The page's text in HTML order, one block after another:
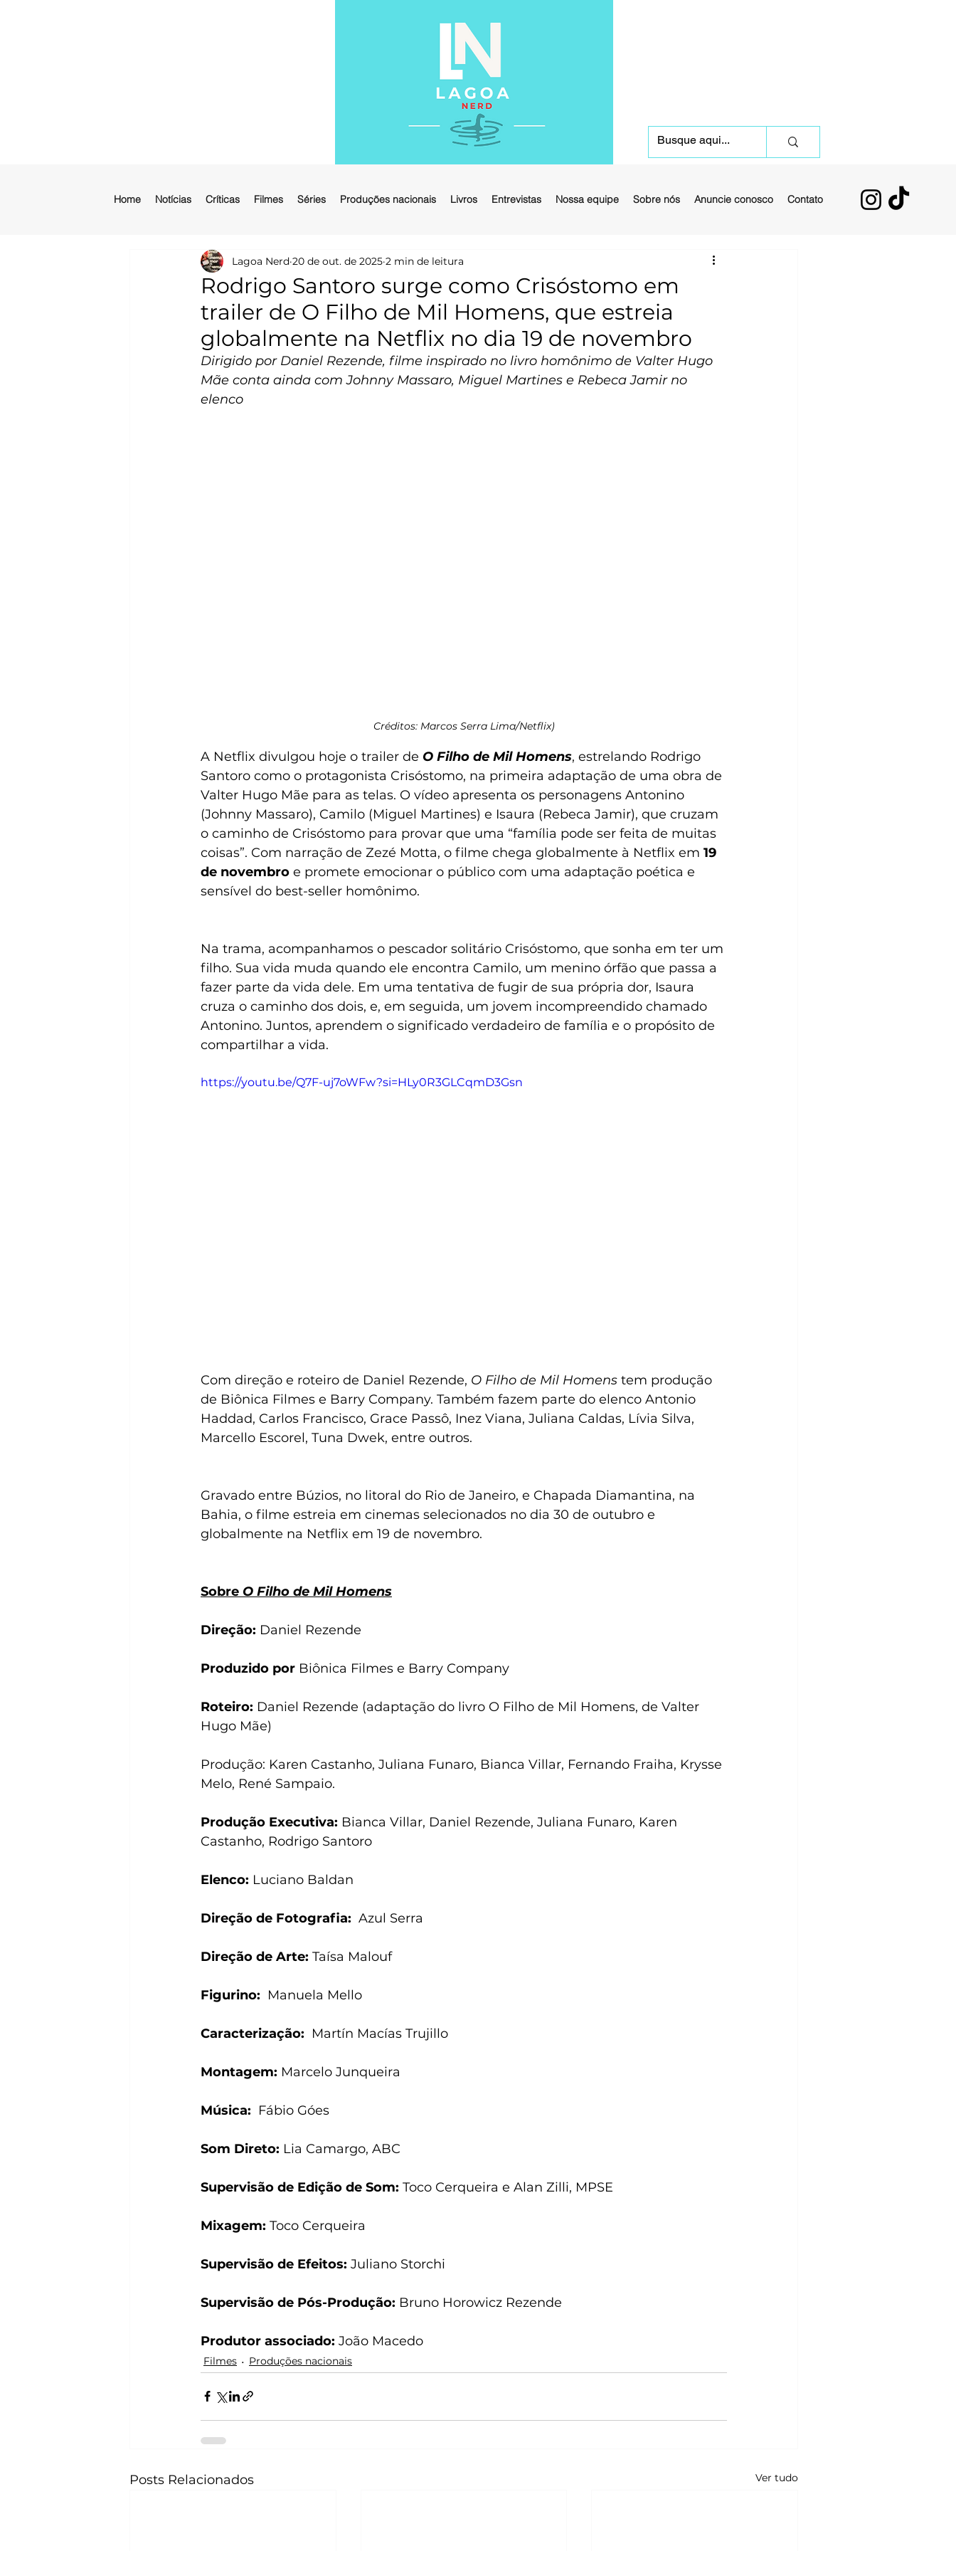
Home Notícias Críticas Filmes Séries Produções nacionais Livros Entrevistas Nossa equipe Sobre nós Anuncie conosco Contato
Rodrigo Santoro surge como Crisóstomo em
trailer de O Filho de Mil Homens, que estreia
globalmente na Netflix no dia 19 de novembro
Lagoa Nerd 20 de out. de 2025 2 min de leitura
Dirigido por Daniel Rezende, filme inspirado no livro homônimo de Valter Hugo
Mãe conta ainda com Johnny Massaro, Miguel Martines e Rebeca Jamir no
elenco
Créditos: Marcos Serra Lima/Netflix)
A Netflix divulgou hoje o trailer de O Filho de Mil Homens, estrelando Rodrigo
Santoro como o protagonista Crisóstomo, na primeira adaptação de uma obra de
Valter Hugo Mãe para as telas. O vídeo apresenta os personagens Antonino
(Johnny Massaro), Camilo (Miguel Martines) e Isaura (Rebeca Jamir), que cruzam
o caminho de Crisóstomo para provar que uma “família pode ser feita de muitas
coisas”. Com narração de Zezé Motta, o filme chega globalmente à Netflix em 19
de novembro e promete emocionar o público com uma adaptação poética e
sensível do best-seller homônimo.
Na trama, acompanhamos o pescador solitário Crisóstomo, que sonha em ter um
filho. Sua vida muda quando ele encontra Camilo, um menino órfão que passa a
fazer parte da vida dele. Em uma tentativa de fugir de sua própria dor, Isaura
cruza o caminho dos dois, e, em seguida, um jovem incompreendido chamado
Antonino. Juntos, aprendem o significado verdadeiro de família e o propósito de
compartilhar a vida.
https://youtu.be/Q7F-uj7oWFw?si=HLy0R3GLCqmD3Gsn
Com direção e roteiro de Daniel Rezende, O Filho de Mil Homens tem produção
de Biônica Filmes e Barry Company. Também fazem parte do elenco Antonio
Haddad, Carlos Francisco, Grace Passô, Inez Viana, Juliana Caldas, Lívia Silva,
Marcello Escorel, Tuna Dwek, entre outros.
Gravado entre Búzios, no litoral do Rio de Janeiro, e Chapada Diamantina, na
Bahia, o filme estreia em cinemas selecionados no dia 30 de outubro e
globalmente na Netflix em 19 de novembro.
Sobre O Filho de Mil Homens
Direção: Daniel Rezende
Produzido por Biônica Filmes e Barry Company
Roteiro: Daniel Rezende (adaptação do livro O Filho de Mil Homens, de Valter
Hugo Mãe)
Produção: Karen Castanho, Juliana Funaro, Bianca Villar, Fernando Fraiha, Krysse
Melo, René Sampaio.
Produção Executiva: Bianca Villar, Daniel Rezende, Juliana Funaro, Karen
Castanho, Rodrigo Santoro
Elenco: Luciano Baldan
Direção de Fotografia: Azul Serra
Direção de Arte: Taísa Malouf
Figurino: Manuela Mello
Caracterização: Martín Macías Trujillo
Montagem: Marcelo Junqueira
Música: Fábio Góes
Som Direto: Lia Camargo, ABC
Supervisão de Edição de Som: Toco Cerqueira e Alan Zilli, MPSE
Mixagem: Toco Cerqueira
Supervisão de Efeitos: Juliano Storchi
Supervisão de Pós-Produção: Bruno Horowicz Rezende
Produtor associado: João Macedo
Filmes Produções nacionais
Posts Relacionados Ver tudo